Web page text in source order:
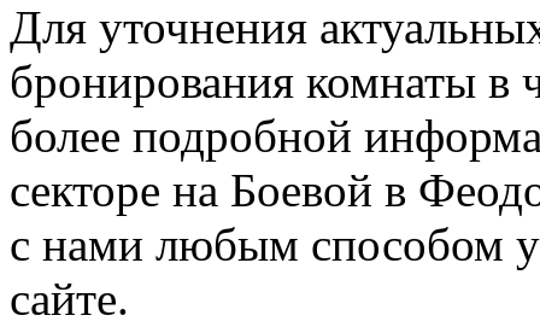
Для уточнения
бронирования комнаты в
более подробной
секторе на Боевой в
с нами любым способом
сайте.